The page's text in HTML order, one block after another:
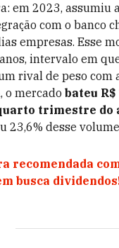
em 2023, assumiu
com o banco
empresas. Esse
intervalo em
rival de peso com
o mercado bateu
trimestre do
23,6% desse
recomendada
busca